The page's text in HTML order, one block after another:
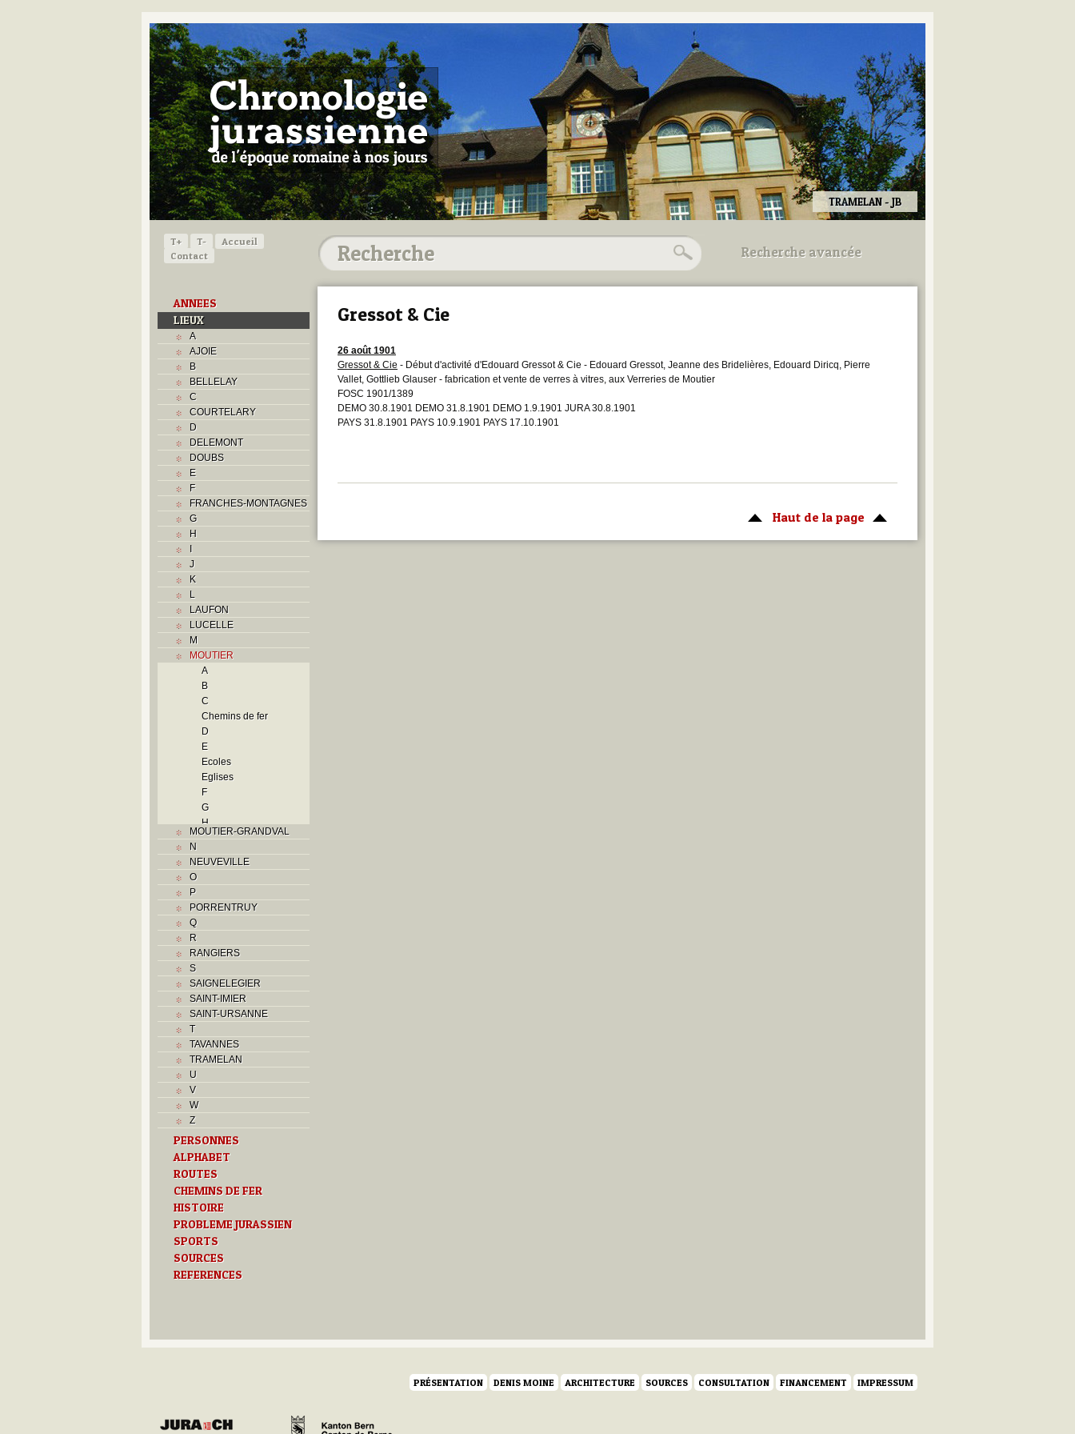
TRAMELAN - JB
T+ T-
Accueil
Contact
ANNEES
LIEUX
A
AJOIE
B
BELLELAY
C
COURTELARY
D
DELEMONT
DOUBS
E
F
FRANCHES-MONTAGNES
G
H
I
J
K
L
LAUFON
LUCELLE
M
MOUTIER
A
B
C
Chemins de fer
D
E
Ecoles
Eglises
F
G
H
Histoire
Industrie
J
Monuments historiques
O
P
Paroisses
Q
R
U
V
Z
MOUTIER-GRANDVAL
N
NEUVEVILLE
O
P
PORRENTRUY
Q
R
RANGIERS
S
SAIGNELEGIER
SAINT-IMIER
SAINT-URSANNE
T
TAVANNES
TRAMELAN
U
V
W
Z
PERSONNES
ALPHABET
ROUTES
CHEMINS DE FER
HISTOIRE
PROBLEME JURASSIEN
SPORTS
SOURCES
REFERENCES
Recherche avancée
Utilisez les champs ci-dessous
Gressot & Cie
26 août 1901
Gressot & Cie - Début d'activité d'Edouard Gressot & Cie - Edouard Gressot, Jeanne des Bridelières, Edouard Diricq, Pierre
Vallet, Gottlieb Glauser - fabrication et vente de verres à vitres, aux Verreries de Moutier
FOSC 1901/1389
DEMO 30.8.1901 DEMO 31.8.1901 DEMO 1.9.1901 JURA 30.8.1901
PAYS 31.8.1901 PAYS 10.9.1901 PAYS 17.10.1901
Haut de la page
PRÉSENTATION DENIS MOINE ARCHITECTURE SOURCES CONSULTATION FINANCEMENT IMPRESSUM